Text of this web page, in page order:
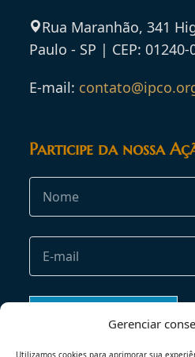
Gerenciar
Utilizamos cookies para aprimorar sua
Rua Maranhão, 341
Paulo - SP | CEP: 01240-
E-mail:
Participe da nossa